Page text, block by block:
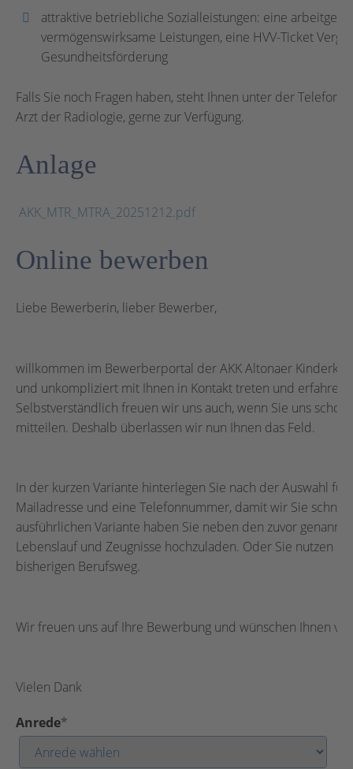
attraktive betriebliche Sozialleistungen: eine
vermögenswirksame Leistungen, eine HVV-Ticket
Gesundheitsförderung
Falls Sie noch Fragen haben, steht Ihnen unter der
Arzt der Radiologie, gerne zur Verfügung.
Anlage
AKK_MTR_MTRA_20251212.pdf
Online bewerben
Liebe Bewerberin, lieber Bewerber,
willkommen im Bewerberportal der AKK Altonaer
und unkompliziert mit Ihnen in Kontakt treten und erfahren
Selbstverständlich freuen wir uns auch, wenn Sie uns
mitteilen. Deshalb überlassen wir nun Ihnen das Feld.
In der kurzen Variante hinterlegen Sie nach der Auswahl
Mailadresse und eine Telefonnummer, damit wir Sie
ausführlichen Variante haben Sie neben den zuvor
Lebenslauf und Zeugnisse hochzuladen. Oder Sie nutzen
bisherigen Berufsweg.
Wir freuen uns auf Ihre Bewerbung und wünschen Ihnen
Vielen Dank
Anrede*